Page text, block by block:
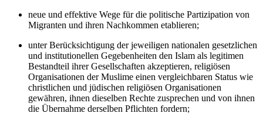
neue und effektive Wege für die poli­tische Partizipation von
Migranten und ihren Nachkommen etablieren;
unter Berücksichtigung der jeweiligen nationalen gesetzlichen
und institutionellen Gegebenheiten den Islam als legitimen
Bestandteil ihrer Gesellschaften akzeptieren, religiösen
Organisationen der Muslime einen vergleichbaren Status wie
christlichen und jüdischen religiösen Organisationen
gewähren, ihnen dieselben Rechte zusprechen und von ihnen
die Übernahme derselben Pflichten fordern;